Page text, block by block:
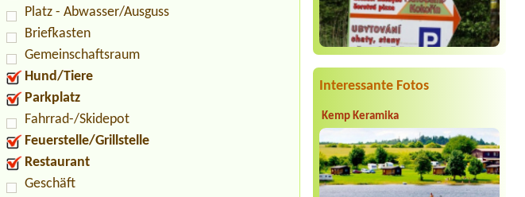
Interessante Fotos
Kemp Keramika
Platz - Abwasser/Ausguss
Briefkasten
Gemeinschaftsraum
Hund/Tiere
Parkplatz
Fahrrad-/Skidepot
Feuerstelle/Grillstelle
Restaurant
Geschäft